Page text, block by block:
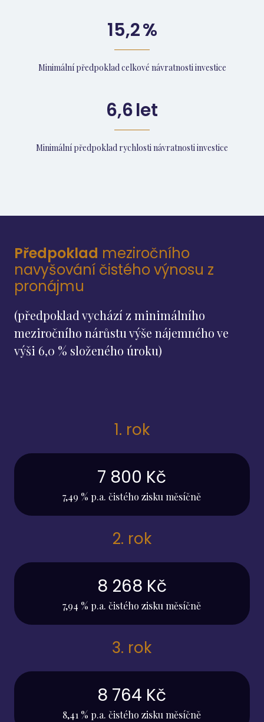
15,2%
Minimální předpoklad celkové návratnosti investice
6,6let
Minimální předpoklad rychlosti návratnosti investice
Předpoklad meziročního
navyšování čistého výnosu z
pronájmu
(předpoklad vychází z minimálního
meziročního nárůstu výše nájemného ve
výši 6,0 % složeného úroku)
1. rok
7 800 Kč
7,49 % p.a. čistého zisku měsíčně
2. rok
8 268 Kč
7,94 % p.a. čistého zisku měsíčně
3. rok
8 764 Kč
8,41 % p.a. čistého zisku měsíčně